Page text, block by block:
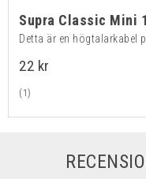
Supra Classic Mini
Detta är en högtalarkabel
22 kr
(1)